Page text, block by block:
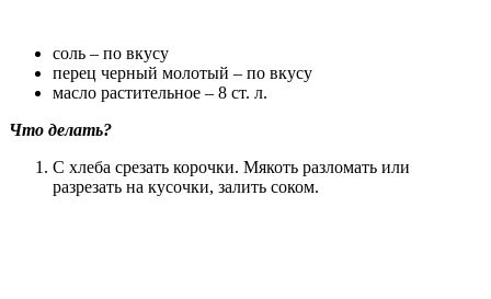
соль – по вкусу
перец черный молотый – по вкусу
масло растительное – 8 ст. л.
Что делать?
С хлеба срезать корочки. Мякоть разломать или
разрезать на кусочки, залить соком.